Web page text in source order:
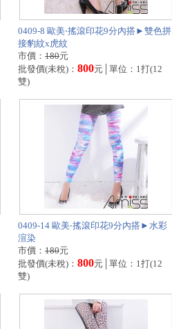
0409-8 歐美‧搖滾印花9分內搭►雙色拼
接豹紋x虎紋
市價： 180元
批發價(未稅)： 800元│單位：1打(12
雙)
0409-14 歐美‧搖滾印花9分內搭►水彩
渲染
市價： 180元
批發價(未稅)： 800元│單位：1打(12
雙)